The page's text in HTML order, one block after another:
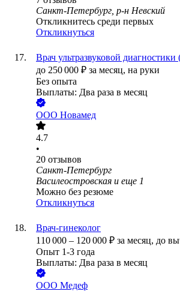
Санкт-Петербург, р-н Невский
Откликнитесь среди первых
Откликнуться
Врач ультразвуковой
до 250 000 ₽ за месяц, на руки
Без опыта
Выплаты: Два раза в месяц
ООО Новамед
4.7
•
20 отзывов
Санкт-Петербург
Василеостровская и еще 1
Можно без резюме
Откликнуться
Врач-гинеколог
110 000 – 120 000 ₽ за месяц, до
Опыт 1-3 года
Выплаты: Два раза в месяц
ООО Медеф